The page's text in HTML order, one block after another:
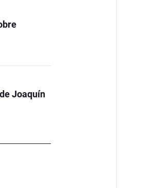
Joaquín